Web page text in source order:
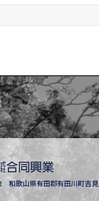
和歌山県有田郡有田川町吉見